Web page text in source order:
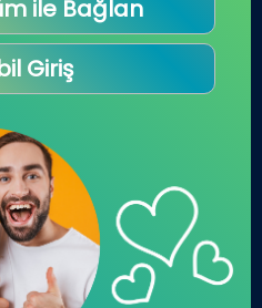
ile Bağlan
Giriş